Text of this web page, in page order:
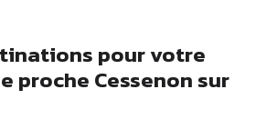
pour votre
proche Cessenon sur